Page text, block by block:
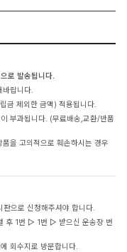
로 발송됩니다.
랍니다.
금 제외한 금액) 적용됩니다.
부과됩니다. (무료배송,교환/반품
을 고의적으로 훼손하시는 경우
으로 신청해주셔야 합니다.
후 1번 ▷ 1번 ▷ 받으신 운송장 번
회수지로 방문합니다.